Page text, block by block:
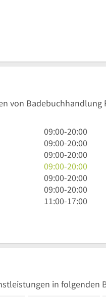
von Badebuchhandlung
9
Uhr
bis
20
Uhr
09:00-20:00
9
Uhr
bis
20
Uhr
09:00-20:00
9
Uhr
bis
20
Uhr
09:00-20:00
9
Uhr
bis
20
09:00-20:00
9
Uhr
bis
09:00-20:00
9
Uhr
09:00-20:00
11
Uhr
11:00-17:00
in folgenden